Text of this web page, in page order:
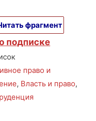
фрагмент
подписке
право и
, Власть и право,